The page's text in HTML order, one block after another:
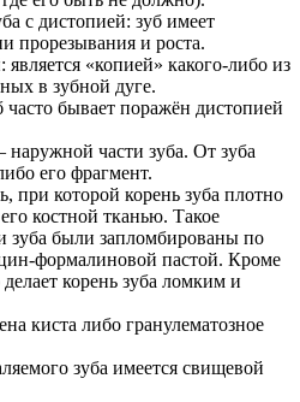
с дистопией: зуб имеет
прорезывания и роста.
«копией» какого-либо из
в зубной дуге.
бывает поражён дистопией
части зуба. От зуба
его фрагмент.
при которой корень зуба плотно
костной тканью. Такое
зуба были запломбированы по
формалиновой пастой. Кроме
корень зуба ломким и
киста либо гранулематозное
зуба имеется свищевой